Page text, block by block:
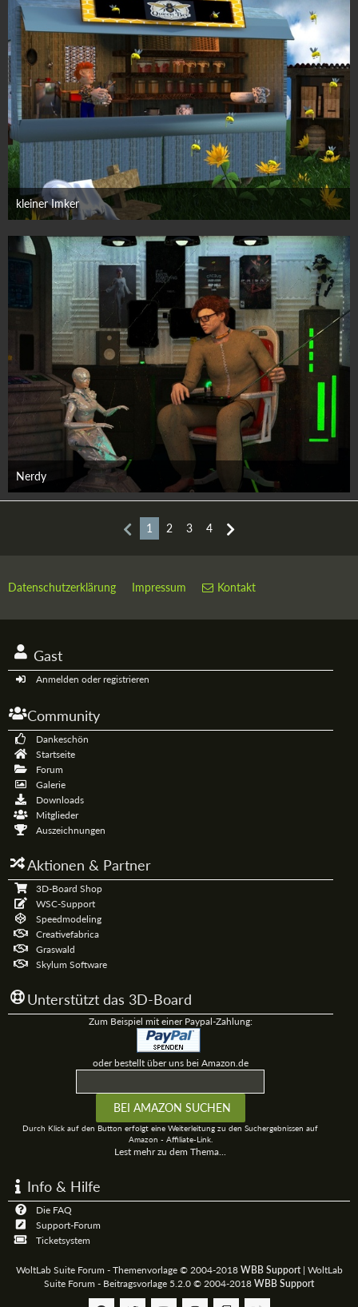
kleiner Imker
16. Juli 2025
Nerdy
29. Juni 2025
1 2 3 4
Datenschutzerklärung Impressum Kontakt
Gast
Anmelden oder registrieren
Community
Dankeschön
Startseite
Forum
Galerie
Downloads
Mitglieder
Auszeichnungen
Aktionen & Partner
3D-Board Shop
WSC-Support
Speedmodeling
Creativefabrica
Graswald
Skylum Software
Unterstützt das 3D-Board
Zum Beispiel mit einer Paypal-Zahlung:
oder bestellt über uns bei Amazon.de
Durch Klick auf den Button erfolgt eine Weiterleitung zu den Suchergebnissen auf
Amazon - Affiliate-Link.
Lest mehr zu dem Thema...
Info & Hilfe
Die FAQ
Support-Forum
Ticketsystem
WoltLab Suite Forum - Themenvorlage © 2004-2018 WBB Support| WoltLab
Suite Forum - Beitragsvorlage 5.2.0 © 2004-2018 WBB Support